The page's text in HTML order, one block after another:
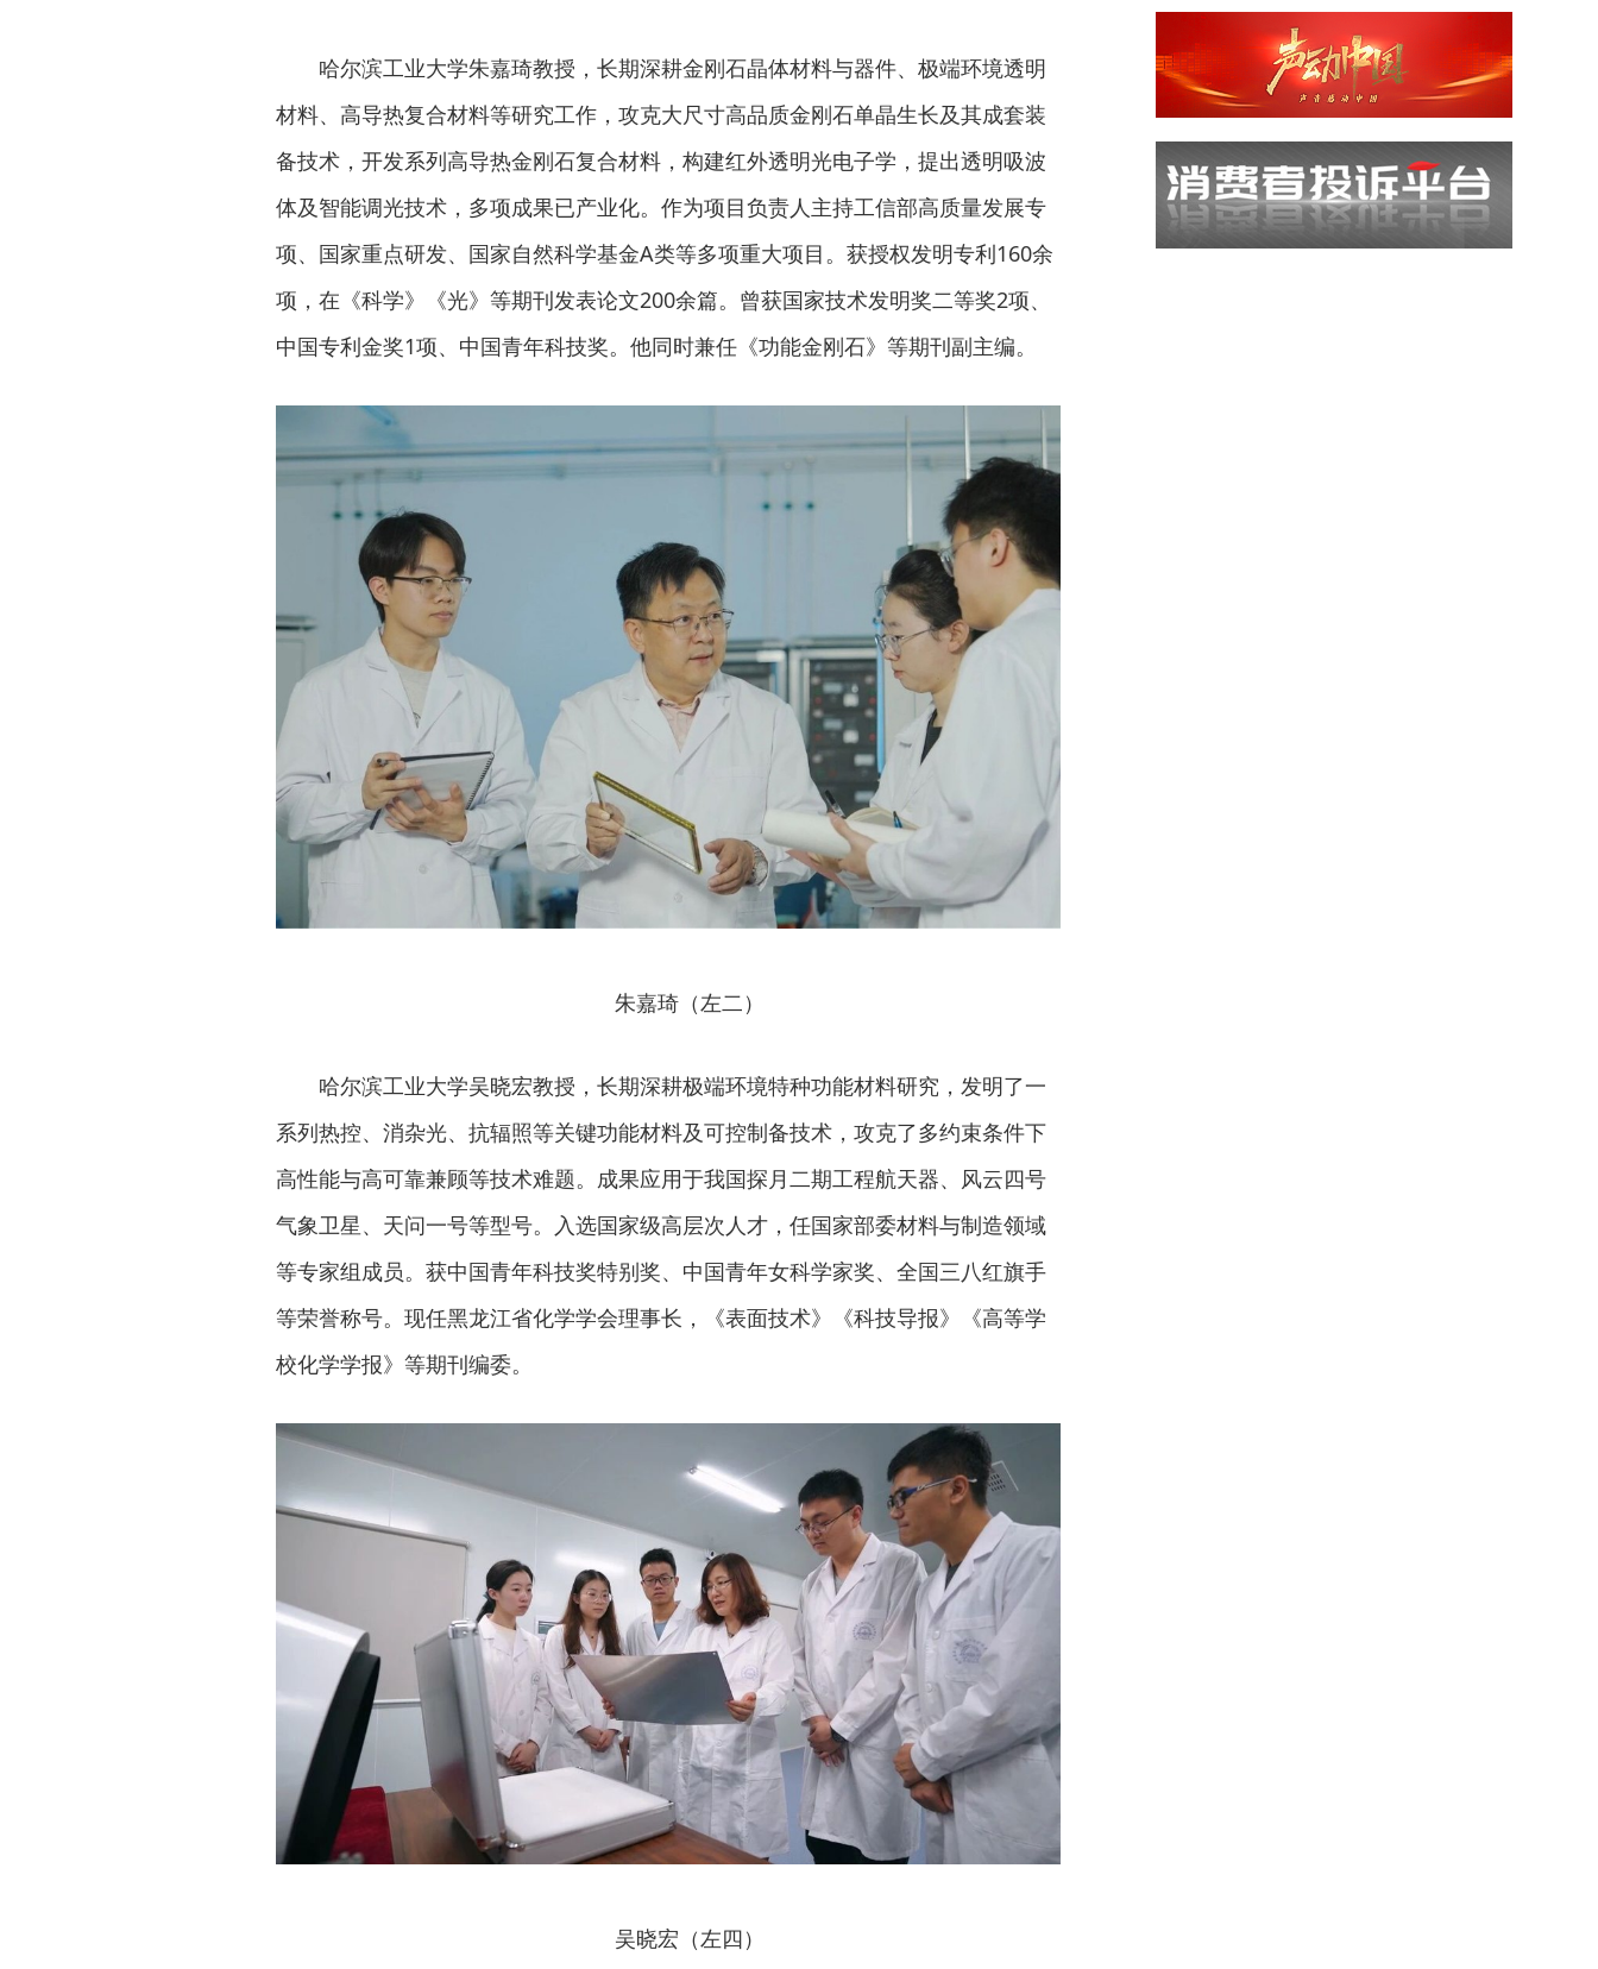
哈尔滨工业大学朱嘉琦教授，长期深耕金刚石晶体材料与器件、极端环境透明
材料、高导热复合材料等研究工作，攻克大尺寸高品质金刚石单晶生长及其成套装
备技术，开发系列高导热金刚石复合材料，构建红外透明光电子学，提出透明吸波
体及智能调光技术，多项成果已产业化。作为项目负责人主持工信部高质量发展专
项、国家重点研发、国家自然科学基金A类等多项重大项目。获授权发明专利160余
项，在《科学》《光》等期刊发表论文200余篇。曾获国家技术发明奖二等奖2项、
中国专利金奖1项、中国青年科技奖。他同时兼任《功能金刚石》等期刊副主编。
朱嘉琦（左二）
哈尔滨工业大学吴晓宏教授，长期深耕极端环境特种功能材料研究，发明了一
系列热控、消杂光、抗辐照等关键功能材料及可控制备技术，攻克了多约束条件下
高性能与高可靠兼顾等技术难题。成果应用于我国探月二期工程航天器、风云四号
气象卫星、天问一号等型号。入选国家级高层次人才，任国家部委材料与制造领域
等专家组成员。获中国青年科技奖特别奖、中国青年女科学家奖、全国三八红旗手
等荣誉称号。现任黑龙江省化学学会理事长，《表面技术》《科技导报》《高等学
校化学学报》等期刊编委。
吴晓宏（左四）